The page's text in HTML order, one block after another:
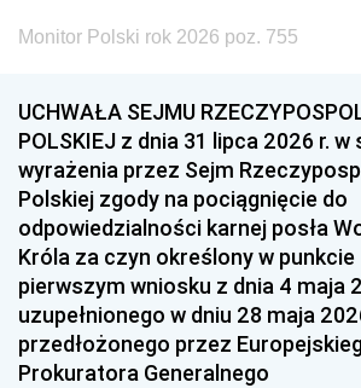
1996 1995
1993 1992
1990 1989
1987 1986
1984 1983
1981 1980
1978 1977
Monitor Polski rok 2026 poz. 755
UCHWAŁA SEJMU
POLSKIEJ z dnia 31 lipca 2026 r. w
wyrażenia przez Sejm
Polskiej zgody na pociągnięcie do
odpowiedzialności karnej posła
Króla za czyn określony w punkcie
pierwszym wniosku z dnia 4 maja
uzupełnionego w dniu 28 maja
przedłożonego przez
Prokuratora Generalnego